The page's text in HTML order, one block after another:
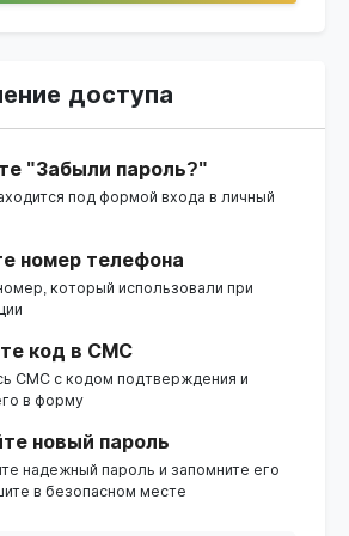
доступа
"Забыли пароль?"
под формой входа в личный
номер телефона
который использовали при
код в СМС
СМС с кодом подтверждения и
в форму
новый пароль
надежный пароль и запомните его
в безопасном месте